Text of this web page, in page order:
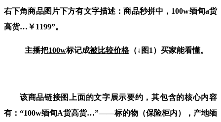
右下角商品图片下方有文字描述：商品秒拼中， 100w缅甸a货
高货… ￥1199”。
主播把100w标记成被比较价格（↓图1 ）买家能看懂。
该商品链接图上面的文字展示要约，其包含的核心内容
有： “100w缅甸A货高货…”——标的物（保险柜内），产地缅